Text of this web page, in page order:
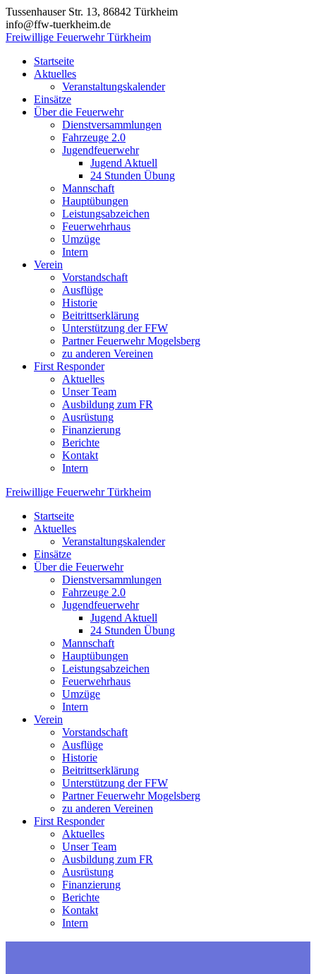
Zum
Inhalt
springen
Tussenhauser Str. 13, 86842 Türkheim
info@ffw-tuerkheim.de
Freiwillige Feuerwehr Türkheim
Startseite
Aktuelles
Veranstaltungskalender
Einsätze
Über die Feuerwehr
Dienstversammlungen
Fahrzeuge 2.0
Jugendfeuerwehr
Jugend Aktuell
24 Stunden Übung
Mannschaft
Hauptübungen
Leistungsabzeichen
Feuerwehrhaus
Umzüge
Intern
Verein
Vorstandschaft
Ausflüge
Historie
Beitrittserklärung
Unterstützung der FFW
Partner Feuerwehr Mogelsberg
zu anderen Vereinen
First Responder
Aktuelles
Unser Team
Ausbildung zum FR
Ausrüstung
Finanzierung
Berichte
Kontakt
Intern
Freiwillige Feuerwehr Türkheim
Startseite
Aktuelles
Veranstaltungskalender
Einsätze
Über die Feuerwehr
Dienstversammlungen
Fahrzeuge 2.0
Jugendfeuerwehr
Jugend Aktuell
24 Stunden Übung
Mannschaft
Hauptübungen
Leistungsabzeichen
Feuerwehrhaus
Umzüge
Intern
Verein
Vorstandschaft
Ausflüge
Historie
Beitrittserklärung
Unterstützung der FFW
Partner Feuerwehr Mogelsberg
zu anderen Vereinen
First Responder
Aktuelles
Unser Team
Ausbildung zum FR
Ausrüstung
Finanzierung
Berichte
Kontakt
Intern